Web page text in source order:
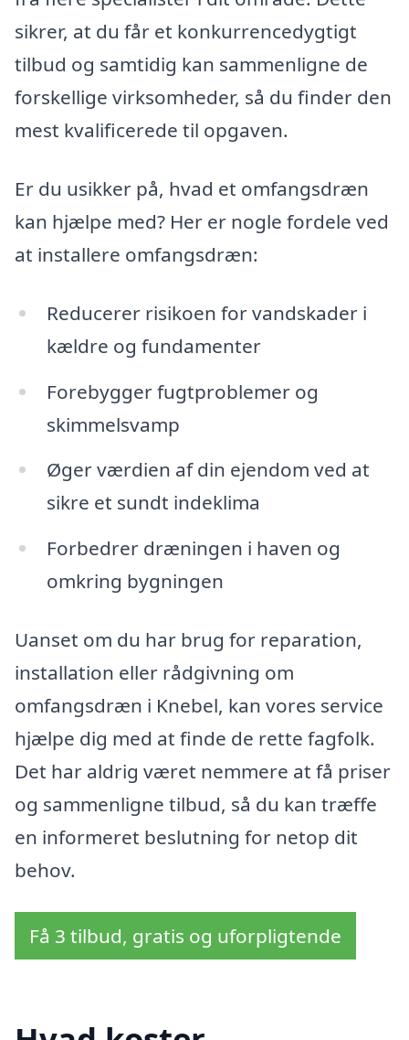
sikrer, at du får et konkurrencedygtigt
tilbud og samtidig kan sammenligne de
forskellige virksomheder, så du finder den
mest kvalificerede til opgaven.
Er du usikker på, hvad et omfangsdræn
kan hjælpe med? Her er nogle fordele ved
at installere omfangsdræn:
Reducerer risikoen for vandskader i
kældre og fundamenter
Forebygger fugtproblemer og
skimmelsvamp
Øger værdien af din ejendom ved at
sikre et sundt indeklima
Forbedrer dræningen i haven og
omkring bygningen
Uanset om du har brug for reparation,
installation eller rådgivning om
omfangsdræn i Knebel, kan vores service
hjælpe dig med at finde de rette fagfolk.
Det har aldrig været nemmere at få priser
og sammenligne tilbud, så du kan træffe
en informeret beslutning for netop dit
behov.
Få 3 tilbud, gratis og uforpligtende